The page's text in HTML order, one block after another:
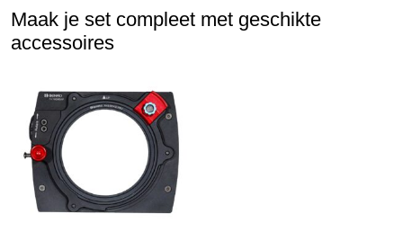
Maak je set compleet met geschikte
accessoires